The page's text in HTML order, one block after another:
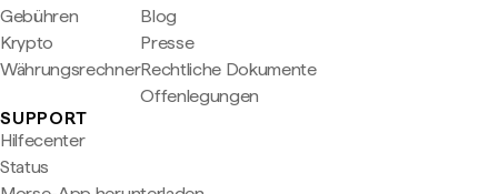
Gebühren
Krypto
Währungsrechner
Blog
Presse
Rechtliche Dokumente
Offenlegungen
SUPPORT
Hilfecenter
Status